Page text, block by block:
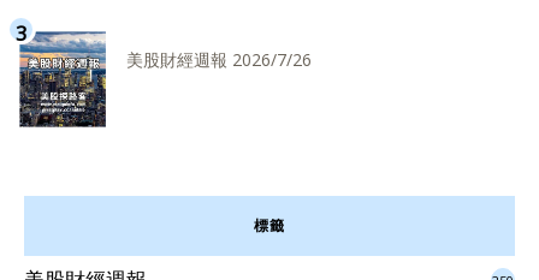
美股財經週報 2026/7/26
標籤